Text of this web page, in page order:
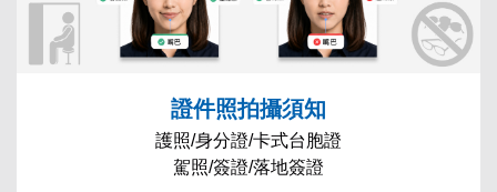
證件照拍攝須知
護照/身分證/卡式台胞證
駕照/簽證/落地簽證